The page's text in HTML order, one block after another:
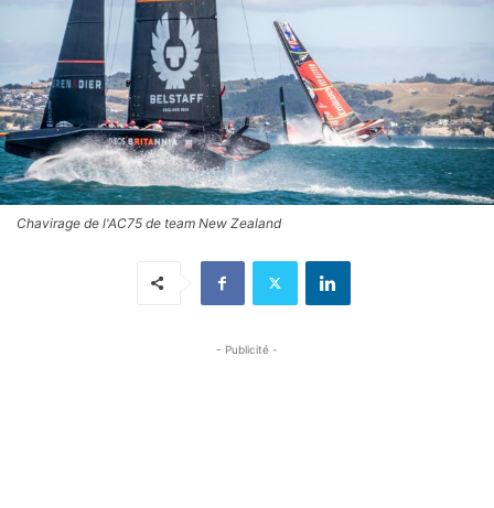
Chavirage de l'AC75 de team New Zealand
- Publicité -